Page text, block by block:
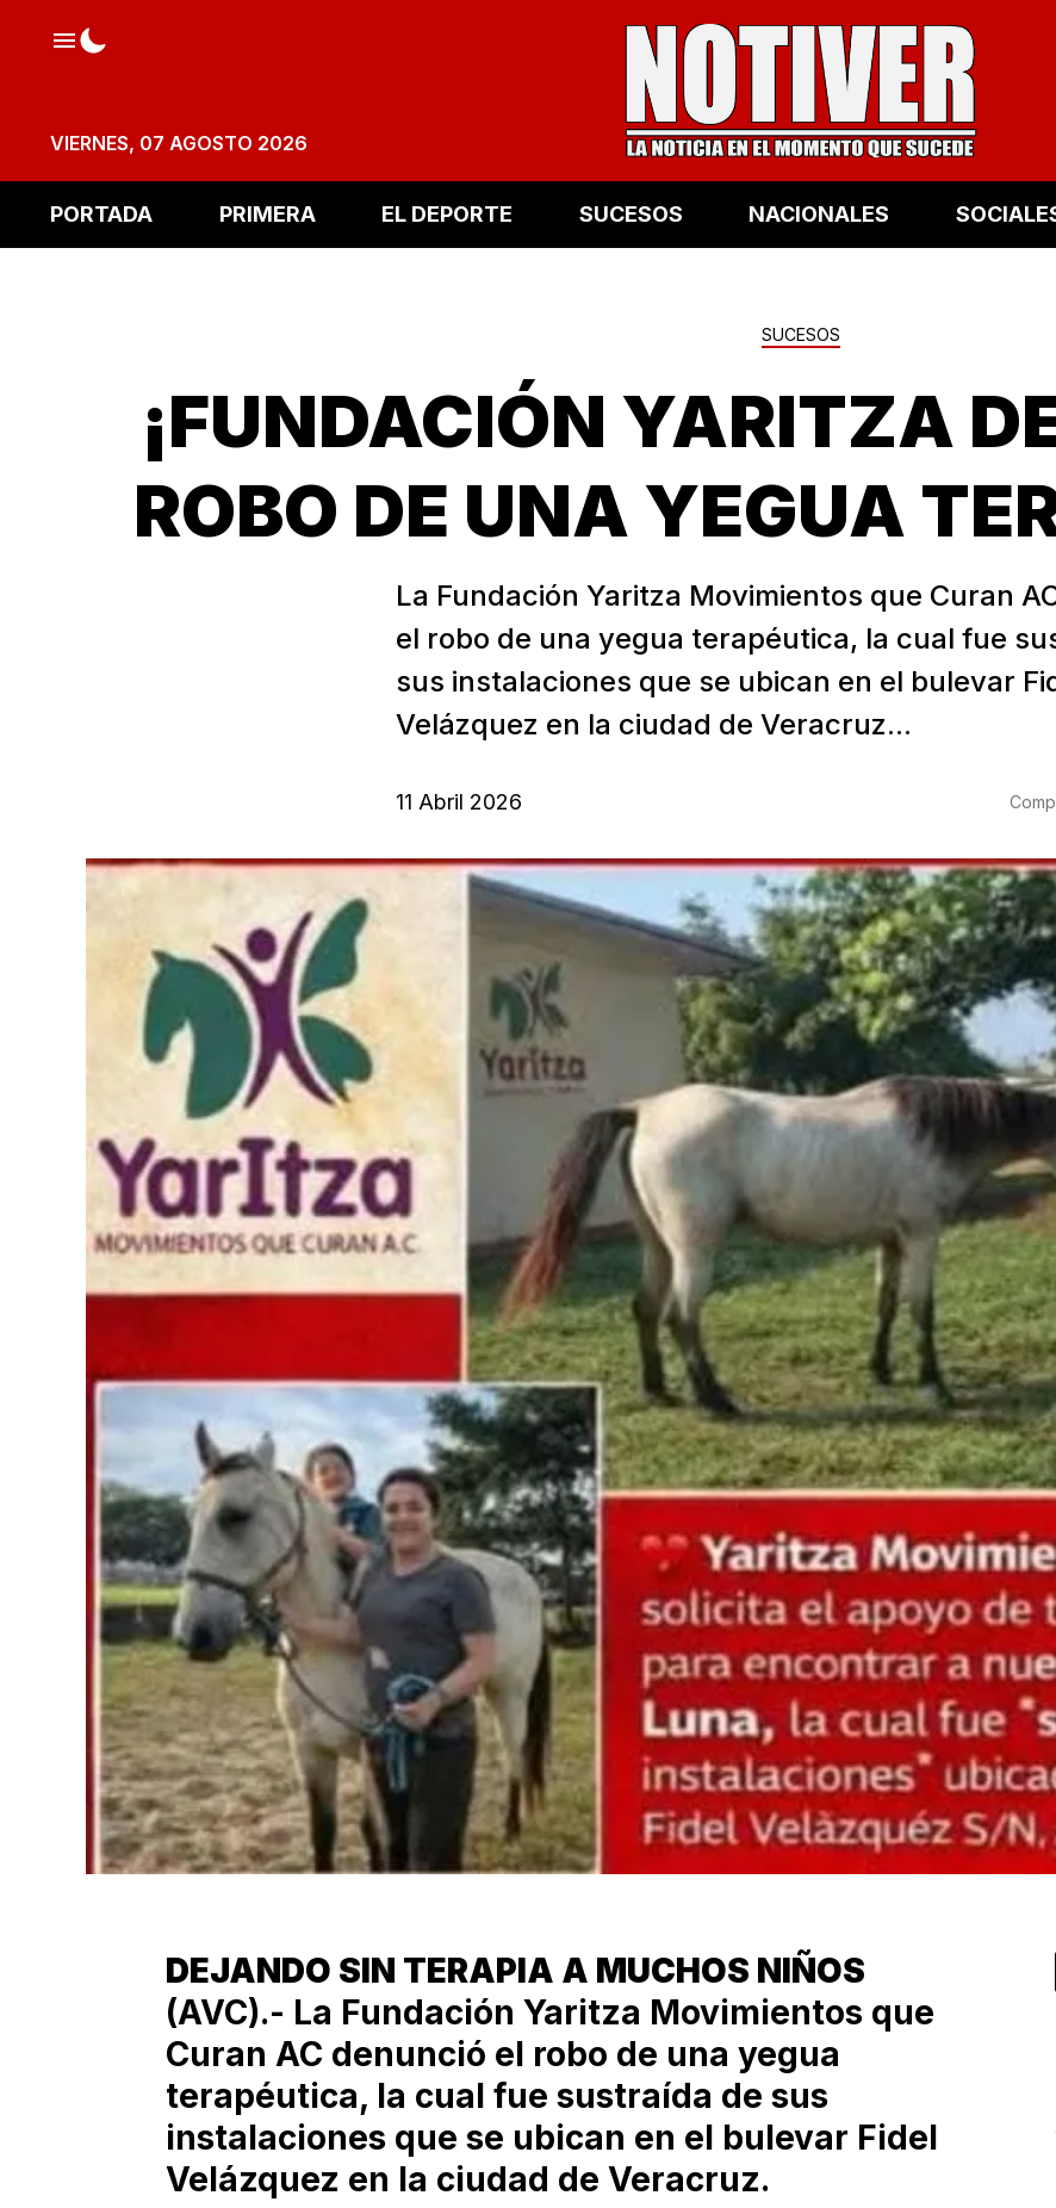
VIERNES, 07 AGOSTO 2026
PORTADA PRIMERA EL DEPORTE SUCESOS NACIONALES
SUCESOS
¡FUNDACIÓN YARITZA
ROBO DE UNA YEGUA
La Fundación Yaritza Movimientos que Curan
el robo de una yegua terapéutica, la cual fue
sus instalaciones que se ubican en el bulevar
Velázquez en la ciudad de Veracruz...
11 Abril 2026
DEJANDO SIN TERAPIA A MUCHOS NIÑOS
(AVC).- La Fundación Yaritza Movimientos que
Curan AC denunció el robo de una yegua
terapéutica, la cual fue sustraída de sus
instalaciones que se ubican en el bulevar Fidel
Velázquez en la ciudad de Veracruz.